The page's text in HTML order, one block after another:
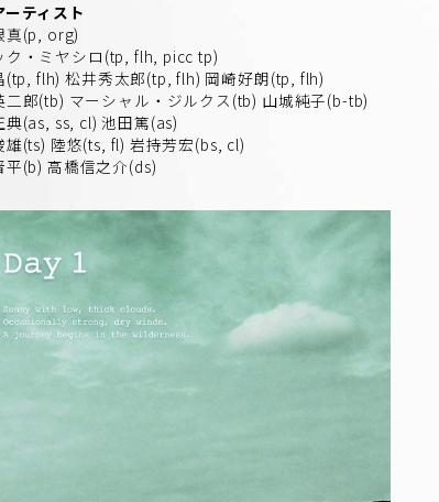
ティスト
真(p, org)
ク・ミヤシロ(tp, flh, picc tp)
(tp, flh) 松井秀太郎(tp, flh) 岡崎好朗(tp, flh)
二郎(tb) マーシャル・ジルクス(tb) 山城純子(b-tb)
典(as, ss, cl) 池田篤(as)
雄(ts) 陸悠(ts, fl) 岩持芳宏(bs, cl)
平(b) 高橋信之介(ds)